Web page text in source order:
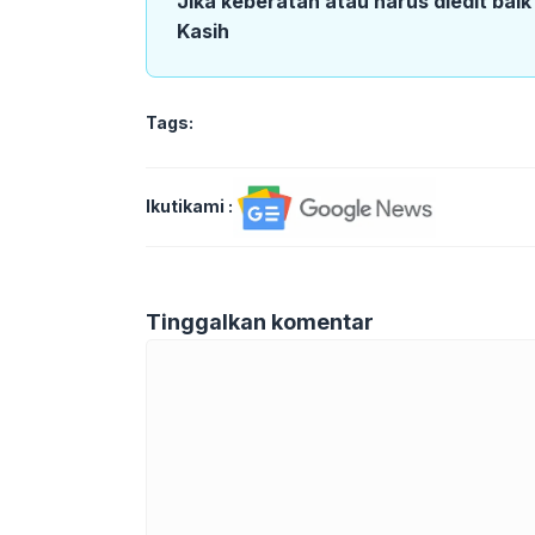
Kasih
Tags:
Ikutikami :
Tinggalkan komentar